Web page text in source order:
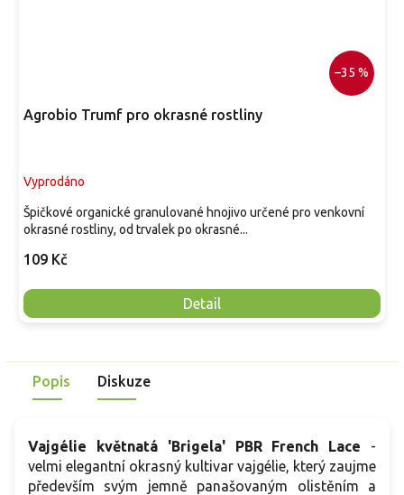
–35 %
Agrobio Trumf pro okrasné rostliny
Vyprodáno
109 Kč
Detail
Špičkové organické granulované hnojivo určené pro venkovní
okrasné rostliny, od trvalek po okrasné...
Popis Diskuze
Vajgélie květnatá 'Brigela' PBR French Lace -
velmi elegantní okrasný kultivar vajgélie, který zaujme
především svým jemně panašovaným olistěním a